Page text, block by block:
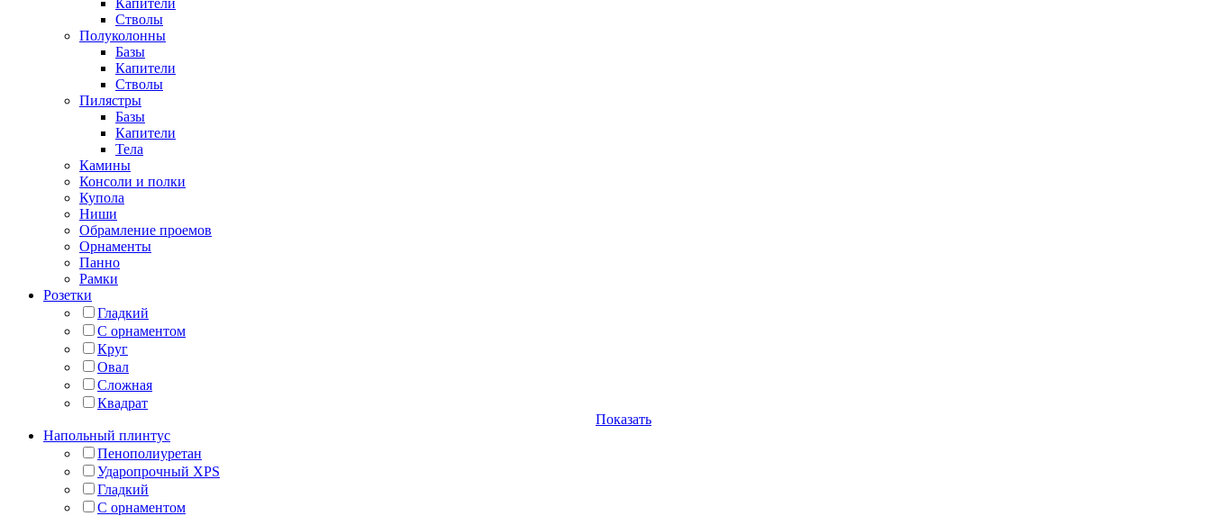
Капители
Стволы
Полуколонны
Базы
Капители
Стволы
Пилястры
Базы
Капители
Тела
Камины
Консоли и полки
Купола
Ниши
Обрамление проемов
Орнаменты
Панно
Рамки
Розетки
Гладкий
С орнаментом
Круг
Овал
Сложная
Квадрат
Показать
Напольный плинтус
Пенополиуретан
Ударопрочный XPS
Гладкий
С орнаментом